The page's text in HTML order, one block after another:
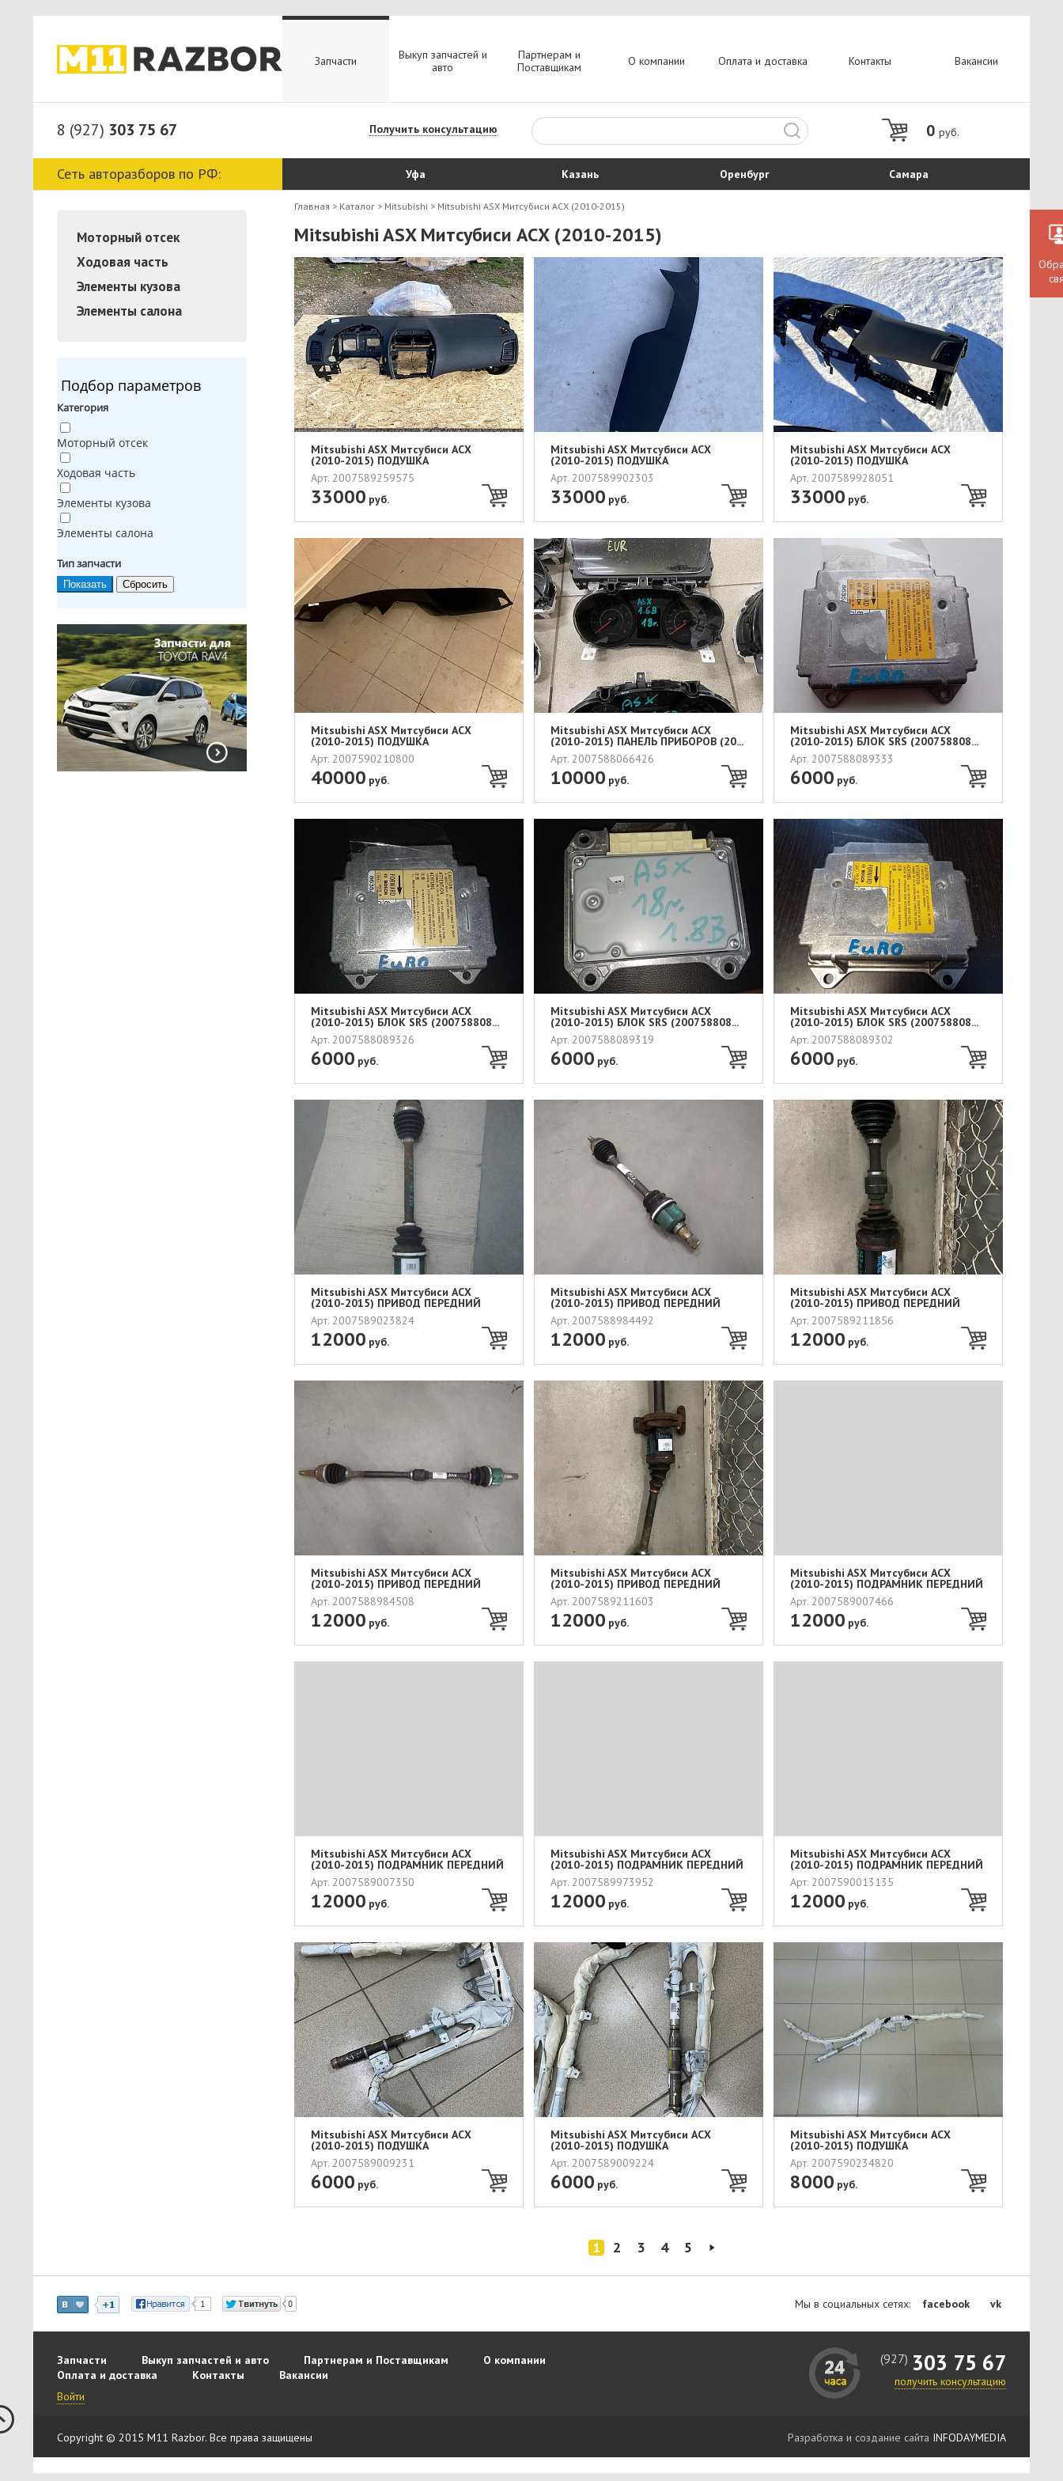
Запчасти
Выкуп запчастей и
авто
Партнерам и
Поставщикам
О компании Оплата и доставка Контакты Вакансии
8 (927) 303 75 67 Получить консультацию 0 руб.
Сеть авторазборов по РФ: Уфа Казань Оренбург Самара
Моторный отсек
Ходовая часть
Элементы кузова
Элементы салона
Подбор параметров
Категория
Моторный отсек
Ходовая часть
Элементы кузова
Элементы салона
Тип запчасти
Главная > Каталог > Mitsubishi > Mitsubishi ASX Митсубиси АСХ (2010-2015)
Mitsubishi ASX Митсубиси АСХ (2010-2015)
Mitsubishi ASX Митсубиси АСХ
(2010-2015) ПОДУШКА
БЕЗОПАСНОСТ...
Арт. 2007589259575
33000 руб.
Mitsubishi ASX Митсубиси АСХ
(2010-2015) ПОДУШКА
БЕЗОПАСНОСТ...
Арт. 2007589902303
33000 руб.
Mitsubishi ASX Митсубиси АСХ
(2010-2015) ПОДУШКА
БЕЗОПАСНОСТ...
Арт. 2007589928051
33000 руб.
Mitsubishi ASX Митсубиси АСХ
(2010-2015) ПОДУШКА
БЕЗОПАСНОСТ...
Арт. 2007590210800
40000 руб.
Mitsubishi ASX Митсубиси АСХ
(2010-2015) ПАНЕЛЬ ПРИБОРОВ (20...
Арт. 2007588066426
10000 руб.
Mitsubishi ASX Митсубиси АСХ
(2010-2015) БЛОК SRS (200758808...
Арт. 2007588089333
6000 руб.
Mitsubishi ASX Митсубиси АСХ
(2010-2015) БЛОК SRS (200758808...
Арт. 2007588089326
6000 руб.
Mitsubishi ASX Митсубиси АСХ
(2010-2015) БЛОК SRS (200758808...
Арт. 2007588089319
6000 руб.
Mitsubishi ASX Митсубиси АСХ
(2010-2015) БЛОК SRS (200758808...
Арт. 2007588089302
6000 руб.
Mitsubishi ASX Митсубиси АСХ
(2010-2015) ПРИВОД ПЕРЕДНИЙ
ЛЕВ...
Арт. 2007589023824
12000 руб.
Mitsubishi ASX Митсубиси АСХ
(2010-2015) ПРИВОД ПЕРЕДНИЙ
ЛЕВ...
Арт. 2007588984492
12000 руб.
Mitsubishi ASX Митсубиси АСХ
(2010-2015) ПРИВОД ПЕРЕДНИЙ
ЛЕВ...
Арт. 2007589211856
12000 руб.
Mitsubishi ASX Митсубиси АСХ
(2010-2015) ПРИВОД ПЕРЕДНИЙ
ПРА...
Арт. 2007588984508
12000 руб.
Mitsubishi ASX Митсубиси АСХ
(2010-2015) ПРИВОД ПЕРЕДНИЙ
ПРА...
Арт. 2007589211603
12000 руб.
Mitsubishi ASX Митсубиси АСХ
(2010-2015) ПОДРАМНИК ПЕРЕДНИЙ
...
Арт. 2007589007466
12000 руб.
Mitsubishi ASX Митсубиси АСХ
(2010-2015) ПОДРАМНИК ПЕРЕДНИЙ
...
Арт. 2007589007350
12000 руб.
Mitsubishi ASX Митсубиси АСХ
(2010-2015) ПОДРАМНИК ПЕРЕДНИЙ
...
Арт. 2007589973952
12000 руб.
Mitsubishi ASX Митсубиси АСХ
(2010-2015) ПОДРАМНИК ПЕРЕДНИЙ
...
Арт. 2007590013135
12000 руб.
Mitsubishi ASX Митсубиси АСХ
(2010-2015) ПОДУШКА
БЕЗОПАСНОСТ...
Арт. 2007589009231
6000 руб.
Mitsubishi ASX Митсубиси АСХ
(2010-2015) ПОДУШКА
БЕЗОПАСНОСТ...
Арт. 2007589009224
6000 руб.
Mitsubishi ASX Митсубиси АСХ
(2010-2015) ПОДУШКА
БЕЗОПАСНОСТ...
Арт. 2007590234820
8000 руб.
1 2 3 4 5
Мы в социальных сетях: facebook vk
Запчасти Выкуп запчастей и авто Партнерам и Поставщикам
О компании
Оплата и доставка
Контакты
Вакансии
Войти
(927) 303 75 67
получить консультацию
Copyright © 2015 M11 Razbor. Все права защищены Разработка и создание сайта INFODAYMEDIA